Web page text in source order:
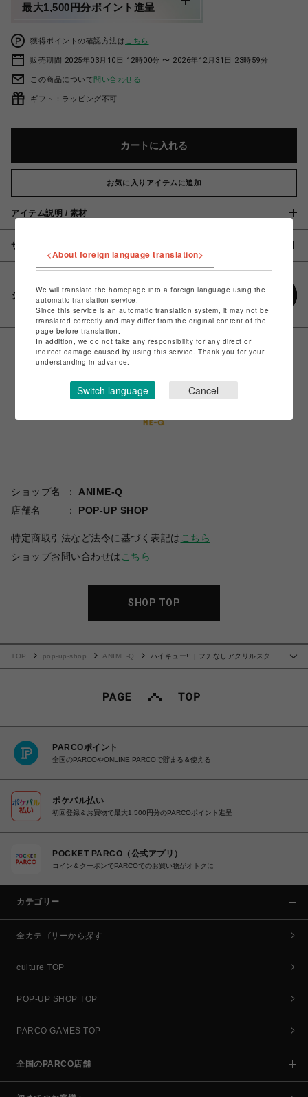
最大1,500円分ポイント進呈
獲得ポイントの確認方法は こちら
販売期間 2025年03月10日 12時00分 〜 2026年12月31日 23時59分
この商品について問い合わせる
ギフト：ラッピング不可
カートに入れる
お気に入りアイテムに追加
アイテム説明 / 素材
サイズ
シェアする
ショップ名
ANIME-Q
店舗名
POP-UP SHOP
特定商取引法など法令に基づく表記は こちら
ショップお問い合わせは こちら
SHOP TOP
TOP pop-up-shop ANIME-Q
ハイキュー!! | フチなしアクリルスタン
PARCOポイント
全国のPARCOやONLINE PARCOで貯まる＆使える
ポケパル払い
初回登録＆お買物で最大1,500円分のPARCOポイント進呈
POCKET PARCO（公式アプリ）
コイン＆クーポンでPARCOでのお買い物がオトクに
カテゴリー
全カテゴリーから探す
culture TOP
POP-UP SHOP TOP
PARCO GAMES TOP
全国のPARCO店舗
<About foreign language translation>
We will translate the homepage into a foreign language using the
automatic translation service.
Since this service is an automatic translation system, it may not be
translated correctly and may differ from the original content of the
page before translation.
In addition, we do not take any responsibility for any direct or
indirect damage caused by using this service. Thank you for your
understanding in advance.
Switch language Cancel